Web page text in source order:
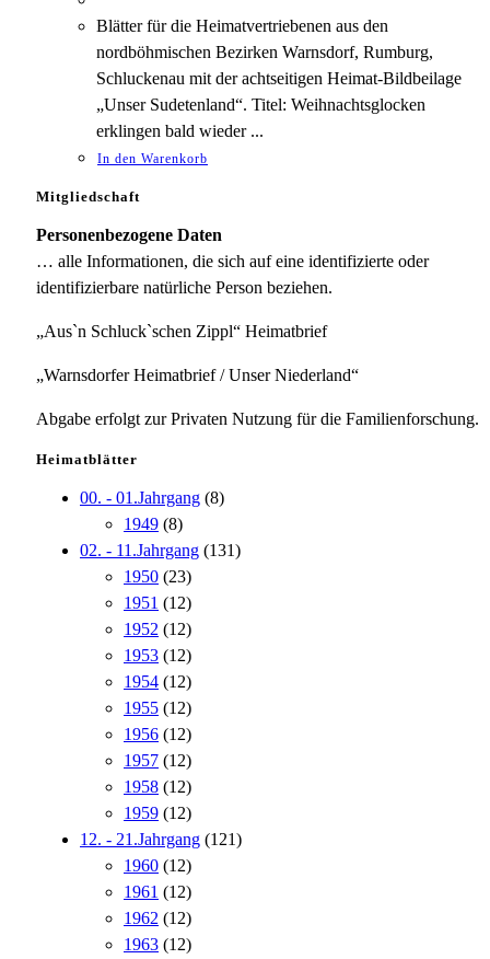
Blätter für die Heimatvertriebenen aus den
nordböhmischen Bezirken Warnsdorf, Rumburg,
Schluckenau mit der achtseitigen Heimat-Bildbeilage
„Unser Sudetenland“. Titel: Weihnachtsglocken
erklingen bald wieder ...
In den Warenkorb
Mitgliedschaft
Personenbezogene Daten
… alle Informationen, die sich auf eine identifizierte oder
identifizierbare natürliche Person beziehen.
„Aus`n Schluck`schen Zippl“ Heimatbrief
„Warnsdorfer Heimatbrief / Unser Niederland“
Abgabe erfolgt zur Privaten Nutzung für die Familienforschung.
Heimatblätter
00. - 01.Jahrgang (8)
1949 (8)
02. - 11.Jahrgang (131)
1950 (23)
1951 (12)
1952 (12)
1953 (12)
1954 (12)
1955 (12)
1956 (12)
1957 (12)
1958 (12)
1959 (12)
12. - 21.Jahrgang (121)
1960 (12)
1961 (12)
1962 (12)
1963 (12)